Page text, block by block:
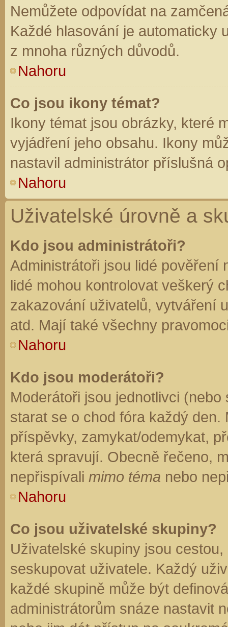
Nemůžete odpovídat na
Každé hlasování je automaticky
z mnoha různých důvodů.
Nahoru
Co jsou ikony témat?
Ikony témat jsou obrázky, které
vyjádření jeho obsahu. Ikony
nastavil administrátor příslušná
Nahoru
Uživatelské úrovně a
Kdo jsou administrátoři?
Administrátoři jsou lidé pověření
lidé mohou kontrolovat veškerý
zakazování uživatelů, vytváření
atd. Mají také všechny
Nahoru
Kdo jsou moderátoři?
Moderátoři jsou jednotlivci
starat se o chod fóra každý
příspěvky, zamykat/odemykat,
která spravují. Obecně řečeno,
nepřispívali mimo téma nebo
Nahoru
Co jsou uživatelské skupiny?
Uživatelské skupiny jsou
seskupovat uživatele. Každý
každé skupině může být
administrátorům snáze nastavit